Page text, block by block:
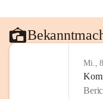
Mi.,